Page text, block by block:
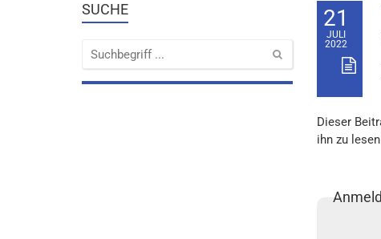
SUCHE 21
JULI
2022
Dieser
ihn zu